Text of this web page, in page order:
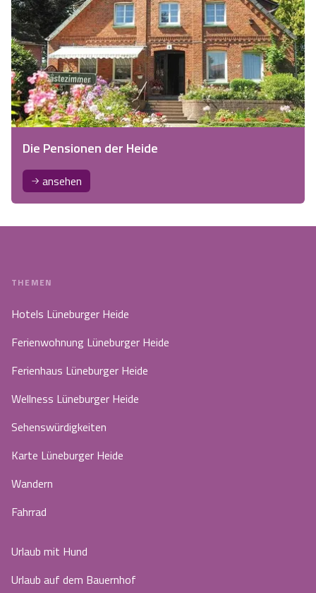
Die Pensionen der Heide
ansehen
THEMEN
Hotels Lüneburger Heide
Ferienwohnung Lüneburger Heide
Ferienhaus Lüneburger Heide
Wellness Lüneburger Heide
Sehenswürdigkeiten
Karte Lüneburger Heide
Wandern
Fahrrad
Urlaub mit Hund
Urlaub auf dem Bauernhof